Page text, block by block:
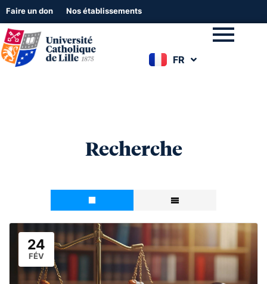
Faire un don Nos établissements
FR
EN
Recherche
24
FÉV